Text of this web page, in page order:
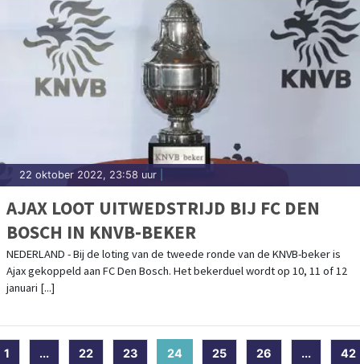
22 oktober 2022, 23:58 uur
AJAX LOOT UITWEDSTRIJD BIJ FC DEN
BOSCH IN KNVB-BEKER
NEDERLAND - Bij de loting van de tweede ronde van de KNVB-beker is
Ajax gekoppeld aan FC Den Bosch. Het bekerduel wordt op 10, 11 of 12
januari [...]
1 ... 22 23 24 (current)
25 26 ... 42